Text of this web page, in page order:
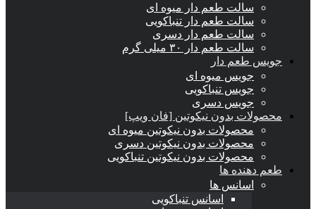
سالت طعم دار میوه ای
سالت طعم دار تنباکویی
سالت طعم دار دسری
سالت طعم دار ۳۰ میلی گرم
جویس طعم دار
جویس میوه ای
جویس تنباکویی
جویس دسری
محصولات بدون نیکوتین [فان ویپ]
محصولات بدون نیکوتین میوه ای
محصولات بدون نیکوتین دسری
محصولات بدون نیکوتین تنباکویی
طعم دهنده ها
اسانس‌ ها
اسانس تنباکویی